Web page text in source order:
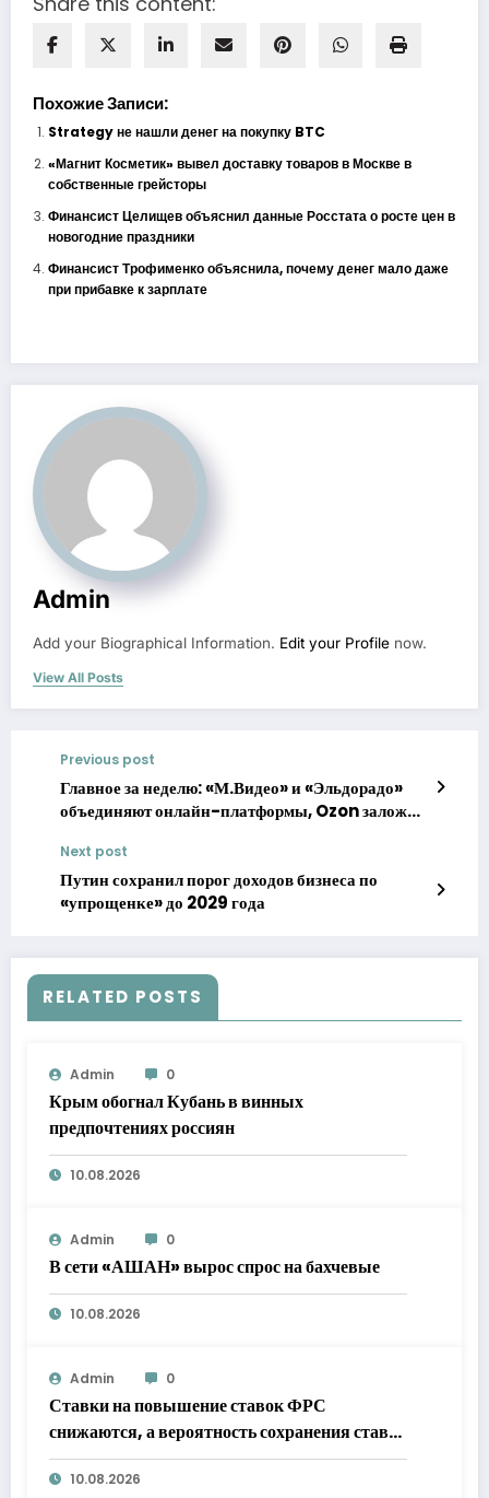
Похожие Записи:
Strategy не нашли денег на покупку BTC
«Магнит Косметик» вывел доставку товаров в Москве в
собственные грейсторы
Финансист Целищев объяснил данные Росстата о росте цен в
новогодние праздники
Финансист Трофименко объяснила, почему денег мало даже
при прибавке к зарплате
Admin
Add your Biographical Information. Edit your Profile now.
View All Posts
Previous post
Главное за неделю: «М.Видео» и «Эльдорадо»
объединяют онлайн-платформы, Ozon заложил
на цены
Next post
Путин сохранил порог доходов бизнеса по
«упрощенке» до 2029 года
RELATED POSTS
Admin 0
Крым обогнал Кубань в винных
предпочтениях россиян
10.08.2026
Admin 0
В сети «АШАН» вырос спрос на бахчевые
10.08.2026
Admin 0
Ставки на повышение ставок ФРС
снижаются, а вероятность сохранения ставок
на прежнем уровне в сентябре вырывается в
лидеры
10.08.2026